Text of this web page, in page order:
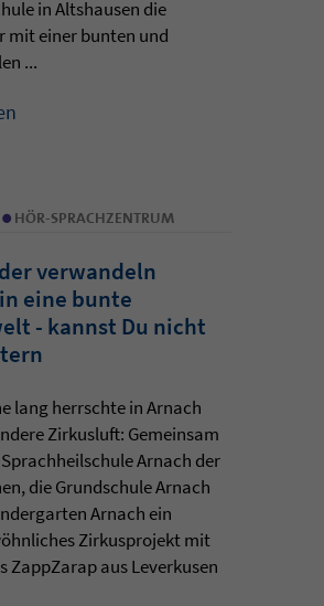
in Altshausen die
mit einer bunten und
...
• HÖR-SPRACHZENTRUM
verwandeln
eine bunte
- kannst Du nicht
lang herrschte in Arnach
Zirkusluft: Gemeinsam
Arnach der
die Grundschule Arnach
Arnach ein
Zirkusprojekt mit
ZappZarap aus Leverkusen